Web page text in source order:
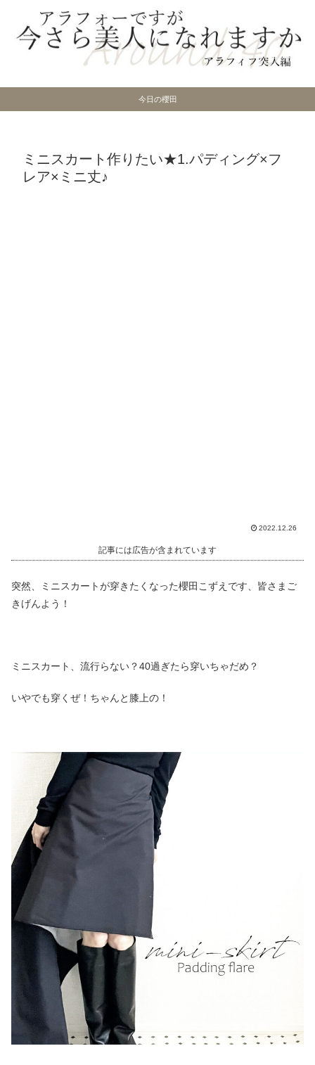
今日の櫻田
ミニスカート作りたい★1.パディング×フ
レア×ミニ丈♪
2022.12.26
記事には広告が含まれています
突然、ミニスカートが穿きたくなった櫻田こずえです、皆さまご
きげんよう！
ミニスカート、流行らない？40過ぎたら穿いちゃだめ？
いやでも穿くぜ！ちゃんと膝上の！